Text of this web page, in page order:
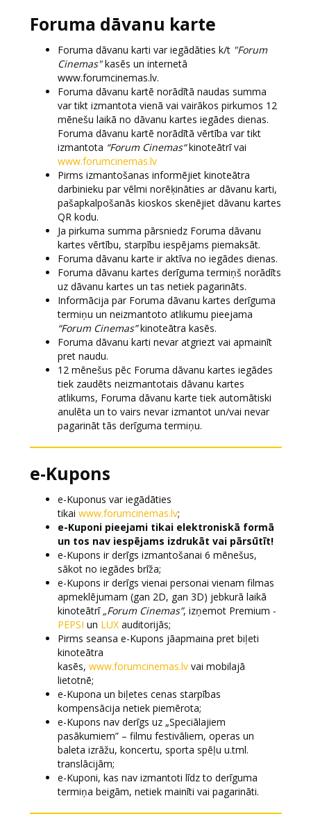
Foruma dāvanu karte
Foruma dāvanu karti var iegādāties k/t "Forum
Cinemas"kasēs un internetā
www.forumcinemas.lv.
Foruma dāvanu kartē norādītā naudas summa
var tikt izmantota vienā vai vairākos pirkumos 12
mēnešu laikā no dāvanu kartes iegādes dienas.
Foruma dāvanu kartē norādītā vērtība var tikt
izmantota “Forum Cinemas“kinoteātrī vai
www.forumcinemas.lv
Pirms izmantošanas informējiet kinoteātra
darbinieku par vēlmi norēķināties ar dāvanu karti,
pašapkalpošanās kioskos skenējiet dāvanu kartes
QR kodu.
Ja pirkuma summa pārsniedz Foruma dāvanu
kartes vērtību, starpību iespējams piemaksāt.
Foruma dāvanu karte ir aktīva no iegādes dienas.
Foruma dāvanu kartes derīguma termiņš norādīts
uz dāvanu kartes un tas netiek pagarināts.
Informācija par Foruma dāvanu kartes derīguma
termiņu un neizmantoto atlikumu pieejama
“Forum Cinemas”kinoteātra kasēs.
Foruma dāvanu karti nevar atgriezt vai apmainīt
pret naudu.
12 mēnešus pēc Foruma dāvanu kartes iegādes
tiek zaudēts neizmantotais dāvanu kartes
atlikums, Foruma dāvanu karte tiek automātiski
anulēta un to vairs nevar izmantot un/vai nevar
pagarināt tās derīguma termiņu.
e-Kupons
e-Kuponus var iegādāties
tikai www.forumcinemas.lv;
e-Kuponi pieejami tikai elektroniskā formā
un tos nav iespējams izdrukāt vai pārsūtīt!
e-Kupons ir derīgs izmantošanai 6 mēnešus,
sākot no iegādes brīža;
e-Kupons ir derīgs vienai personai vienam filmas
apmeklējumam (gan 2D, gan 3D) jebkurā laikā
kinoteātrī „Forum Cinemas”, izņemot Premium -
PEPSI un LUXauditorijās;
Pirms seansa e-Kupons jāapmaina pret biļeti
kinoteātra
kasēs, www.forumcinemas.lvvai mobilajā
lietotnē;
e-Kupona un biļetes cenas starpības
kompensācija netiek piemērota;
e-Kupons nav derīgs uz „Speciālajiem
pasākumiem” – filmu festivāliem, operas un
baleta izrāžu, koncertu, sporta spēļu u.tml.
translācijām;
e-Kuponi, kas nav izmantoti līdz to derīguma
termiņa beigām, netiek mainīti vai pagarināti.